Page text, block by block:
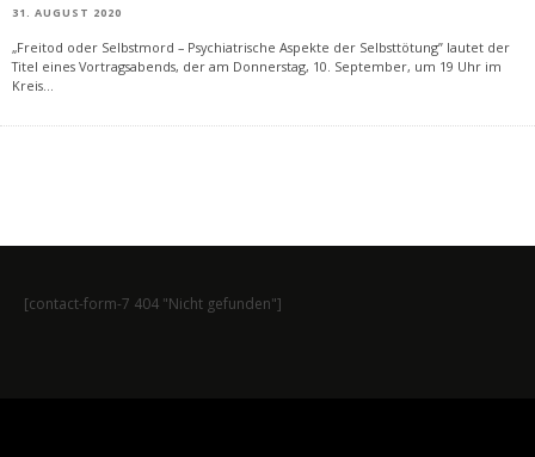
31. AUGUST 2020
„Freitod oder Selbstmord – Psychiatrische Aspekte der Selbsttötung” lautet der
Titel eines Vortragsabends, der am Donnerstag, 10. September, um 19 Uhr im
Kreis...
[contact-form-7 404 "Nicht gefunden"]